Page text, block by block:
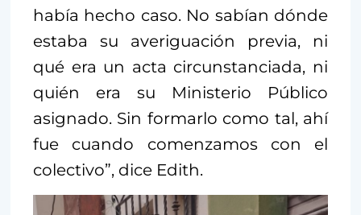
había hecho caso. No sabían dónde
estaba su averiguación previa, ni
qué era un acta circunstanciada, ni
quién era su Ministerio Público
asignado. Sin formarlo como tal, ahí
fue cuando comenzamos con el
colectivo”, dice Edith.